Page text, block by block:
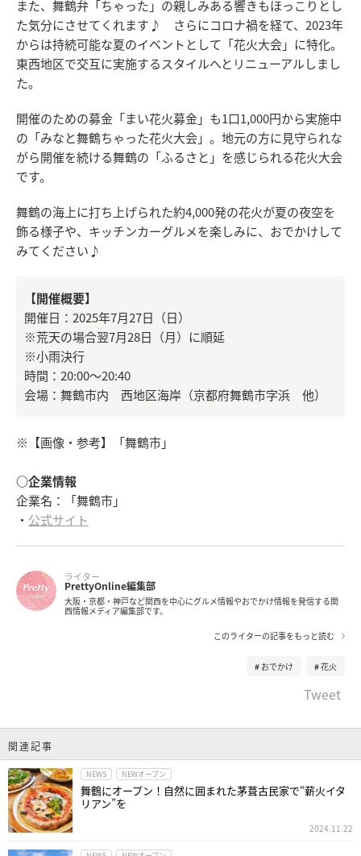
また、舞鶴弁「ちゃった」の親しみある響きもほっこりとし
た気分にさせてくれます♪ さらにコロナ禍を経て、2023年
からは持続可能な夏のイベントとして「花火大会」に特化。
東西地区で交互に実施するスタイルへとリニューアルしまし
た。
開催のための募金「まい花火募金」も1口1,000円から実施中
の「みなと舞鶴ちゃった花火大会」。地元の方に見守られな
がら開催を続ける舞鶴の「ふるさと」を感じられる花火大会
です。
舞鶴の海上に打ち上げられた約4,000発の花火が夏の夜空を
飾る様子や、キッチンカーグルメを楽しみに、おでかけして
みてください♪
【開催概要】
開催日：2025年7月27日（日）
※荒天の場合翌7月28日（月）に順延
※小雨決行
時間：20:00～20:40
会場：舞鶴市内 西地区海岸（京都府舞鶴市字浜 他）
※【画像・参考】「舞鶴市」
○企業情報
企業名：「舞鶴市」
・ 公式サイト
ライター
PrettyOnline編集部
大阪・京都・神戸など関西を中心にグルメ情報やおでかけ情報を発信する関
西情報メディア編集部です。
このライターの記事をもっと読む
おでかけ 花火
Tweet
関連記事
NEWS NEWオープン
舞鶴にオープン！自然に囲まれた茅葺古民家で“薪火イタ
リアン”を
2024.11.22